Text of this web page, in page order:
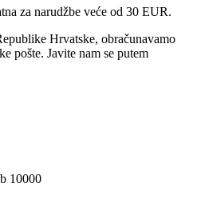
za narudžbe veće od 30 EUR.
Hrvatske, obračunavamo
pošte. Javite nam se putem
10000